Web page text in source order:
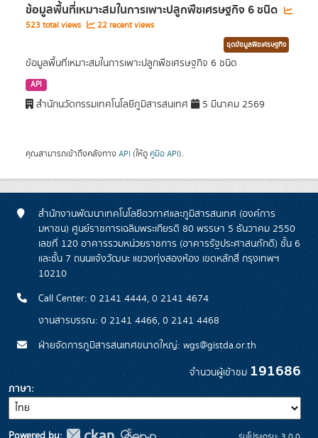
ข้อมูลพื้นที่เหมาะสมในการเพาะปลูกพืชเศรษฐกิจ 6 ชนิด
523 total views 22 recent views
ชุดข้อมูลพืชเศรษฐกิจ
ข้อมูลพื้นที่เหมาะสมในการเพาะปลูกพืชเศรษฐกิจ 6 ชนิด
API
สำนักนวัตกรรมเทคโนโลยีภูมิสารสนเทศ 5 มีนาคม 2569
คุณสามารถเข้าถึงคลังทาง API (ให้ดู คู่มือ API).
สำนักงานพัฒนาเทคโนโลยีอวกาศและภูมิสารสนเทศ (องค์การ
มหาชน) ศูนย์ราชการเฉลิมพระเกียรติ 80 พรรษา 5 ธันวาคม 2550
เลขที่ 120 อาคารรวมหน่วยราชการ (อาคารรัฐประศาสนภักดี) ชั้น 6
และชั้น 7 ถนนแจ้งวัฒนะ แขวงทุ่งสองห้อง เขตหลักสี่ กรุงเทพฯ
10210
Call Center: 0 2141 4444, 0 2141 4674
งานสารบรรณ: 0 2141 4466, 0 2141 4468
ฝ่ายจัดการภูมิสารสนเทศขนาดใหญ่: wgs@gistda.or.th
จำนวนผู้เข้าชม 191686
ภาษา